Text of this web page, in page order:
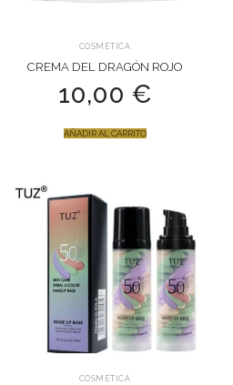
COSMÉTICA
CREMA DEL DRAGÓN ROJO
10,00 €
AÑADIR AL CARRITO
COSMÉTICA